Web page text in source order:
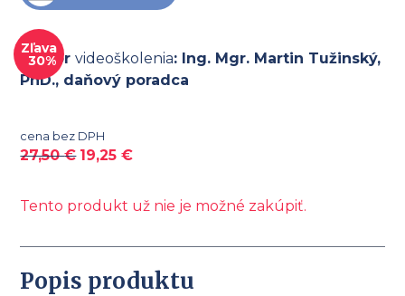
Zľava
30%
Lektorvideoškolenia: Ing. Mgr. Martin Tužinský,
PhD., daňový poradca
cena bez DPH
27,50€ 19,25€
Tento produkt už nie je možné zakúpiť.
Popis produktu